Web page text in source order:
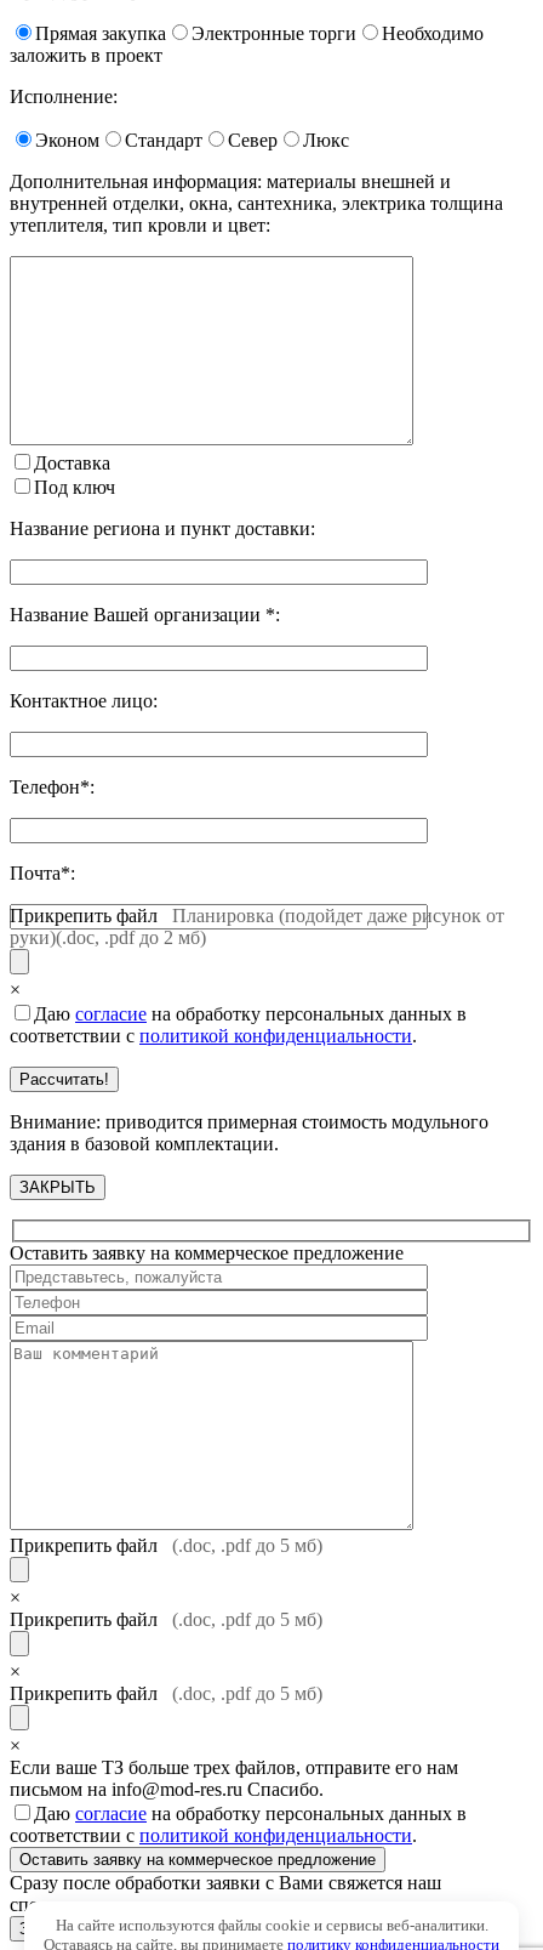
Прямая закупка Электронные торги
Необходимо
заложить в проект
Исполнение:
Эконом Стандарт Север
Люкс
Дополнительная информация: материалы внешней и
внутренней отделки, окна, сантехника, электрика толщина
утеплителя, тип кровли и цвет:
Доставка
Под ключ
Название региона и пункт доставки:
Название Вашей организации *:
Контактное лицо:
Телефон*:
Почта*:
Прикрепить файл
Планировка (подойдет даже рисунок от
руки)(.doc, .pdf до 2 мб)
×
Даю согласие на обработку персональных данных в
соответствии с политикой конфиденциальности.
Внимание: приводится примерная стоимость модульного
здания в базовой комплектации.
ЗАКРЫТЬ
Оставить заявку на коммерческое предложение
Прикрепить файл (.doc, .pdf до 5 мб)
×
Прикрепить файл
(.doc, .pdf до 5 мб)
×
Прикрепить файл
(.doc, .pdf до 5 мб)
×
Если ваше ТЗ больше трех файлов, отправите его нам
письмом на info@mod-res.ru Спасибо.
Даю согласие на обработку персональных данных в
соответствии с политикой конфиденциальности.
Сразу после обработки заявки с Вами свяжется наш
специалист.
ЗАКРЫТЬНа сайте используются файлы cookie и сервисы веб-аналитики.
Оставаясь на сайте, вы принимаете политику конфиденциальности